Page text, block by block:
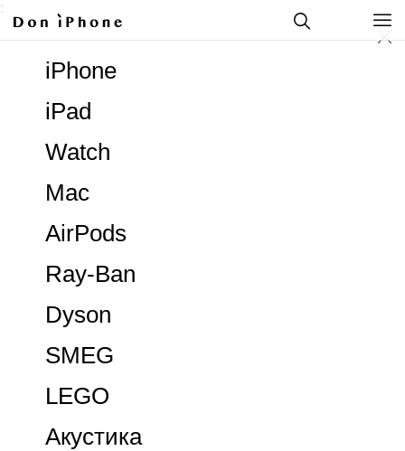
;
Акустика
Dyson
AirPods
Ray-Ban
LEGO
SMEG
Mac
Watch
iPad
iPhone